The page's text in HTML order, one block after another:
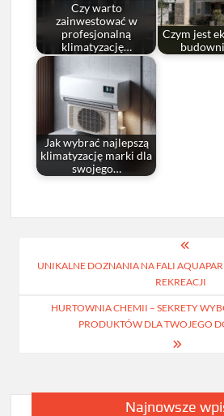
Czy warto
zainwestować w
profesjonalną
klimatyzację…
Czym jest
Jak wybrać najlepszą
klimatyzację marki dla
swojego…
wpisu
UNIKALNE DOZNANIA NA FALI
REKREACJI
HURTOWNIA CHEMII – SEKRETY
PRODUKTÓW DLA TWOJEGO
Najnowsze